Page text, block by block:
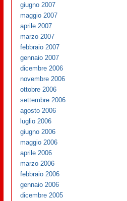
giugno 2007
maggio 2007
aprile 2007
marzo 2007
febbraio 2007
gennaio 2007
dicembre 2006
novembre 2006
ottobre 2006
settembre 2006
agosto 2006
luglio 2006
giugno 2006
maggio 2006
aprile 2006
marzo 2006
febbraio 2006
gennaio 2006
dicembre 2005